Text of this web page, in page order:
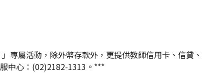
專屬活動，除外幣存款外，更提供教師信用卡、信貸
中心：(02)2182-1313。***